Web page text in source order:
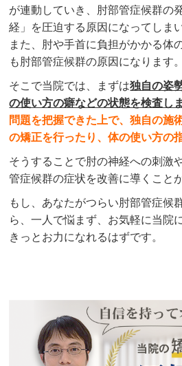
が連動していき、肘部管症候群の
経」を圧迫する原因になってしま
また、肘や手首に負担がかかる体
も肘部管症候群の原因になります。
そこで当院では、まずは独自の姿
の使い方の癖などの状態を検査し
問題を把握できた上で、独自の施
の矯正を行ったり、体の使い方の
そうすることで肘の神経への刺激
管症候群の症状を改善に導くこと
もし、あなたがつらい肘部管症候
ら、一人で悩まず、お気軽に当院
きっとお力になれるはずです。